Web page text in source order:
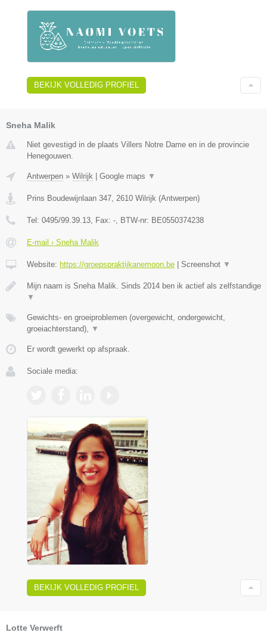
BEKIJK VOLLEDIG PROFIEL
Sneha Malik
Niet gevestigd in de plaats Villers Notre Dame en in de provincie
Henegouwen.
Antwerpen » Wilrijk | Google maps ▼
Prins Boudewijnlaan 347 2610 Wilrijk (Antwerpen)
Tel: 0495/99.39.13 , Fax: - , BTW-nr: BE0550374238
E-mail › Sneha Malik
Website: https://groepspraktijkanemoon.be | Screenshot ▼
Mijn naam is Sneha Malik. Sinds 2014 ben ik actief als zelfstandige
▼
Gewichts- en groeiproblemen (overgewicht, ondergewicht,
groeiachterstand),
▼
Er wordt gewerkt op afspraak.
Sociale media:
BEKIJK VOLLEDIG PROFIEL
Lotte Verwerft